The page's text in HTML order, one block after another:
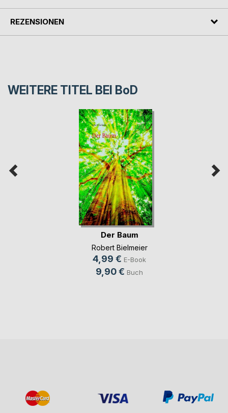
REZENSIONEN
WEITERE TITEL BEI BoD
Der Baum
Robert Bielmeier
4,99 € E-Book
9,90 € Buch